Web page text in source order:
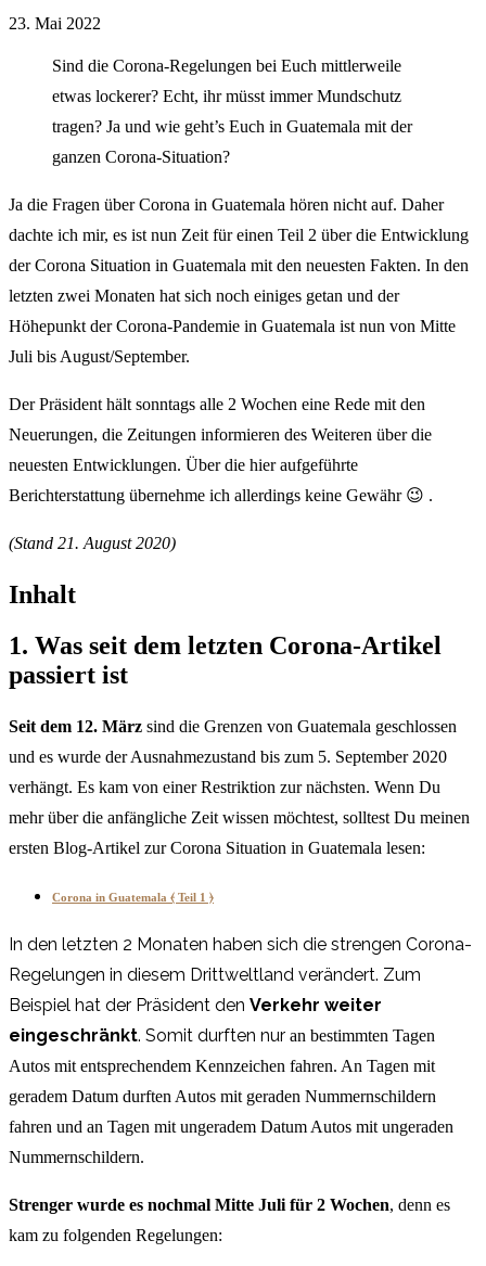
23. Mai 2022
Sind die Corona-Regelungen bei Euch mittlerweile
etwas lockerer? Echt, ihr müsst immer Mundschutz
tragen? Ja und wie geht’s Euch in Guatemala mit der
ganzen Corona-Situation?
Ja die Fragen über Corona in Guatemala hören nicht auf. Daher
dachte ich mir, es ist nun Zeit für einen Teil 2 über die Entwicklung
der Corona Situation in Guatemala mit den neuesten Fakten. In den
letzten zwei Monaten hat sich noch einiges getan und der
Höhepunkt der Corona-Pandemie in Guatemala ist nun von Mitte
Juli bis August/September.
Der Präsident hält sonntags alle 2 Wochen eine Rede mit den
Neuerungen, die Zeitungen informieren des Weiteren über die
neuesten Entwicklungen. Über die hier aufgeführte
Berichterstattung übernehme ich allerdings keine Gewähr 😉 .
(Stand 21. August 2020)
Inhalt
1. Was seit dem letzten Corona-Artikel
passiert ist
Seit dem 12. März sind die Grenzen von Guatemala geschlossen
und es wurde der Ausnahmezustand bis zum 5. September 2020
verhängt. Es kam von einer Restriktion zur nächsten. Wenn Du
mehr über die anfängliche Zeit wissen möchtest, solltest Du meinen
ersten Blog-Artikel zur Corona Situation in Guatemala lesen:
Corona in Guatemala ⦑ Teil 1 ⦒
In den letzten 2 Monaten haben sich die strengen Corona-
Regelungen in diesem Drittweltland verändert. Zum
Beispiel hat der Präsident den Verkehr weiter
eingeschränkt. Somit durften nur an bestimmten Tagen
Autos mit entsprechendem Kennzeichen fahren. An Tagen mit
geradem Datum durften Autos mit geraden Nummernschildern
fahren und an Tagen mit ungeradem Datum Autos mit ungeraden
Nummernschildern.
Strenger wurde es nochmal Mitte Juli für 2 Wochen, denn es
kam zu folgenden Regelungen: